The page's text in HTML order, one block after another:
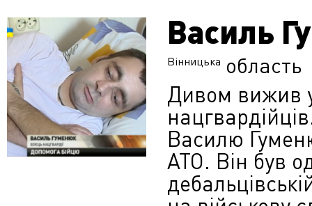
Василь
Вінницька область
Дивом вижив
Василю
АТО. Він був